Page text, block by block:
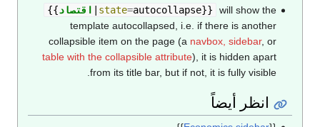
{{اقتصاد|state=autocollapse}} will show the
template autocollapsed, i.e. if there is another
collapsible item on the page (anavbox, sidebar
table with the collapsible attribute), it is hidden apart
from its title bar, but if not, it is fully visible.
انظر أيضاً